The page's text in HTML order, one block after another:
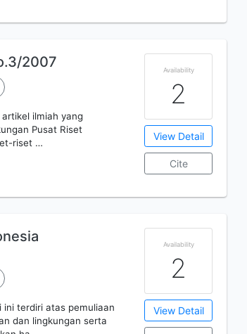
2007
ilmiah yang
Pusat Riset
riset …
Availability
2
View Detail
Cite
terdiri atas pemuliaan
dan lingkungan serta
Availability
2
View Detail